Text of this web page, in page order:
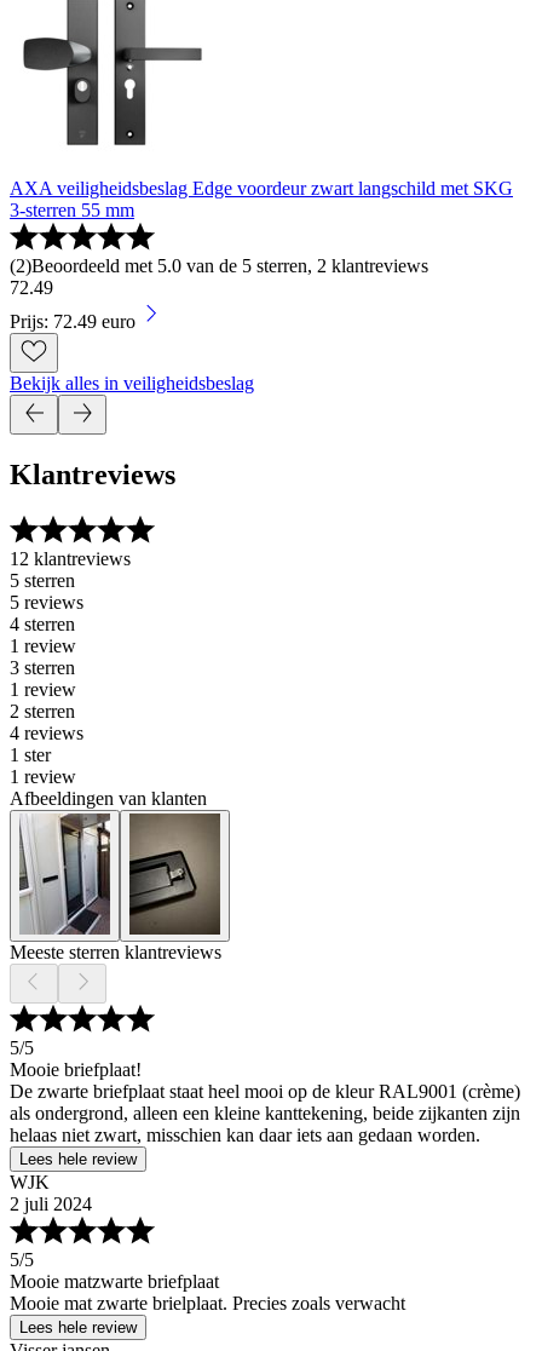
AXA veiligheidsbeslag Edge voordeur zwart langschild met SKG
3-sterren 55 mm
(2)Beoordeeld met 5.0 van de 5 sterren, 2 klantreviews
72.49
Prijs: 72.49 euro
Bekijk alles in veiligheidsbeslag
Klantreviews
12 klantreviews
5 sterren
5 reviews
4 sterren
1 review
3 sterren
1 review
2 sterren
4 reviews
1 ster
1 review
Afbeeldingen van klanten
Meeste sterren klantreviews
5/5
Mooie briefplaat!
De zwarte briefplaat staat heel mooi op de kleur RAL9001 (crème)
als ondergrond, alleen een kleine kanttekening, beide zijkanten zijn
helaas niet zwart, misschien kan daar iets aan gedaan worden.
Lees hele review
WJK
2 juli 2024
5/5
Mooie matzwarte briefplaat
Mooie mat zwarte brielplaat. Precies zoals verwacht
Lees hele review